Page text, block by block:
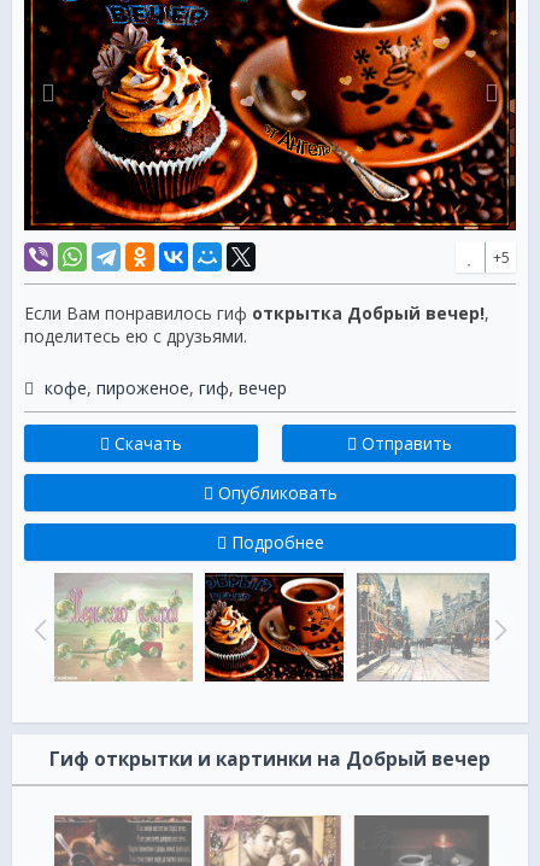
+5
Если Вам понравилось гиф открытка Добрый вечер!,
поделитесь ею с друзьями.
кофе, пироженое, гиф, вечер
Скачать Отправить
Опубликовать
Подробнее
Гиф открытки и картинки на Добрый вечер